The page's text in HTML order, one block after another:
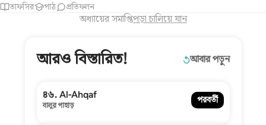
তাফসির পাঠ প্রতিফলন
অধ্যায়ের সমাপ্তিপড়া চালিয়ে যান
আরও বিস্তারিত! আবার পড়ুন
৪৬. Al-Ahqaf
বালুর পাহাড় পরবর্তী